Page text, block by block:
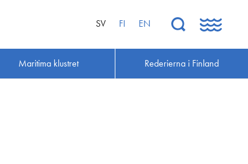
SV FI EN
Maritima klustret Rederierna i Finland